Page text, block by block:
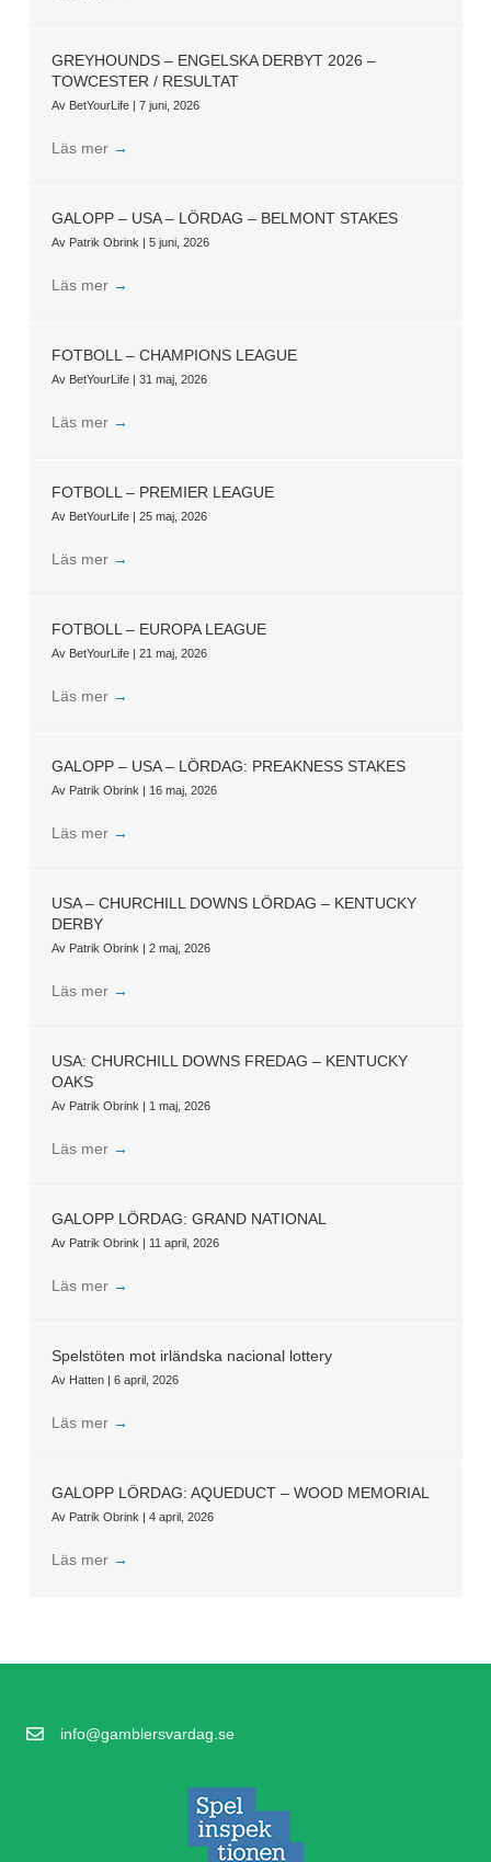
GREYHOUNDS – ENGELSKA DERBYT 2026 –
TOWCESTER / RESULTAT
Av BetYourLife | 7 juni, 2026
Läs mer →
GALOPP – USA – LÖRDAG – BELMONT STAKES
Av Patrik Obrink | 5 juni, 2026
Läs mer →
FOTBOLL – CHAMPIONS LEAGUE
Av BetYourLife | 31 maj, 2026
Läs mer →
FOTBOLL – PREMIER LEAGUE
Av BetYourLife | 25 maj, 2026
Läs mer →
FOTBOLL – EUROPA LEAGUE
Av BetYourLife | 21 maj, 2026
Läs mer →
GALOPP – USA – LÖRDAG: PREAKNESS STAKES
Av Patrik Obrink | 16 maj, 2026
Läs mer →
USA – CHURCHILL DOWNS LÖRDAG – KENTUCKY
DERBY
Av Patrik Obrink | 2 maj, 2026
Läs mer →
USA: CHURCHILL DOWNS FREDAG – KENTUCKY
OAKS
Av Patrik Obrink | 1 maj, 2026
Läs mer →
GALOPP LÖRDAG: GRAND NATIONAL
Av Patrik Obrink | 11 april, 2026
Läs mer →
Spelstöten mot irländska nacional lottery
Av Hatten | 6 april, 2026
Läs mer →
GALOPP LÖRDAG: AQUEDUCT – WOOD MEMORIAL
Av Patrik Obrink | 4 april, 2026
Läs mer →
info@gamblersvardag.se